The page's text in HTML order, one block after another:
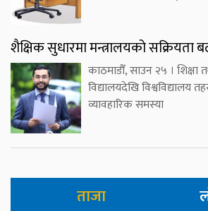
शैक्षिक सुधारमा मन्त्रालयको सक्रियता
काठमाडौँ, साउन २५ ।
विद्यालयदेखि विश्वविद्यालय
व्यावहारिक समस्या
ताजा